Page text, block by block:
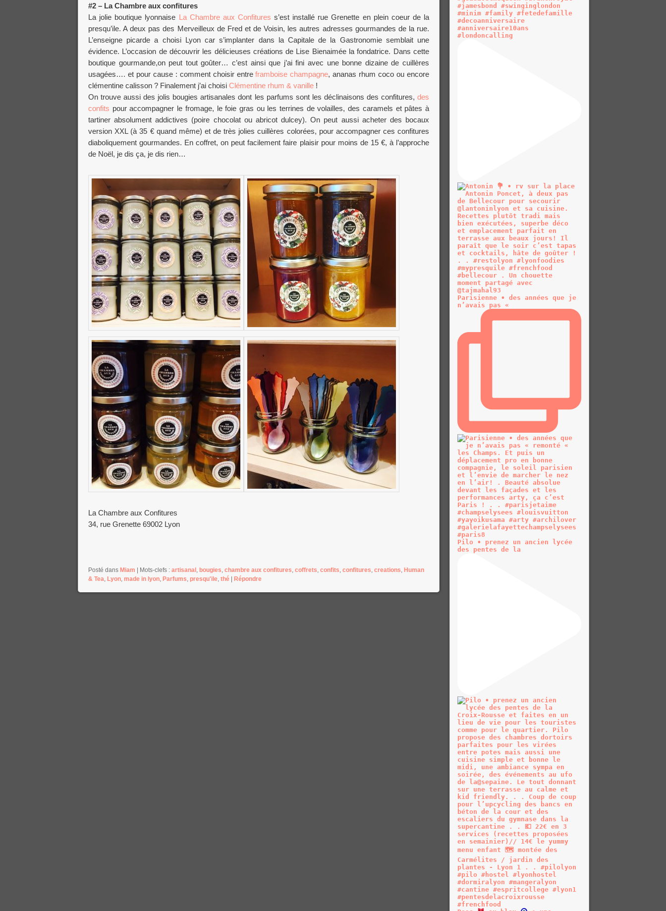
#2 – La Chambre aux confitures
La jolie boutique lyonnaise La Chambre aux Confitures s’est installé rue Grenette en plein coeur de la
presqu’ile. A deux pas des Merveilleux de Fred et de Voisin, les autres adresses gourmandes de la rue.
L’enseigne picarde a choisi Lyon car s’implanter dans la Capitale de la Gastronomie semblait une
évidence. L’occasion de découvrir les délicieuses créations de Lise Bienaimée la fondatrice. Dans cette
boutique gourmande,on peut tout goûter… c’est ainsi que j’ai fini avec une bonne dizaine de cuillères
usagées…. et pour cause : comment choisir entreframboise champagne, ananas rhum coco ou encore
clémentine calisson ? Finalement j’ai choisi Clémentine rhum & vanille !
On trouve aussi des jolis bougies artisanales dont les parfums sont les déclinaisons des confitures, des
confits pour accompagner le fromage, le foie gras ou les terrines de volailles, des caramels et pâtes à
tartiner absolument addictives (poire chocolat ou abricot dulcey). On peut aussi acheter des bocaux
version XXL (à 35 € quand même) et de très jolies cuillères colorées, pour accompagner ces confitures
diaboliquement gourmandes. En coffret, on peut facilement faire plaisir pour moins de 15 €, à l’approche
de Noël, je dis ça, je dis rien…
La Chambre aux Confitures
34, rue Grenette 69002 Lyon
Posté dans Miam | Mots-clefs : artisanal, bougies, chambre aux confitures, coffrets, confits, confitures, creations, Human
& Tea, Lyon, made in lyon, Parfums, presqu'ile, thé | Répondre
Parisienne • des années que je
n’avais pas «
Pilo • prenez un ancien lycée
des pentes de la